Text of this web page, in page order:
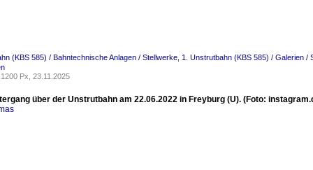
(KBS 585) / Bahntechnische Anlagen / Stellwerke 1. Unstrutbahn (KBS 585) / Galerien /
Px, 23.11.2025
über der Unstrutbahn am 22.06.2022 in Freyburg (U). (Foto: